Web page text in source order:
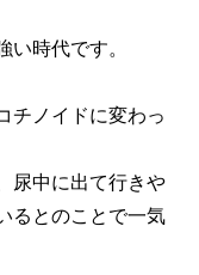
時代です。
チノイドに変わっ
尿中に出て行きや
るとのことで一気